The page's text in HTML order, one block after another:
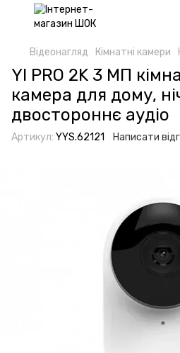
Відеонагляд Кімнатні камери
YI PRO 2K 3 МП
камера для дому,
двостороннє аудіо
Артикул: YYS.62121 Написати